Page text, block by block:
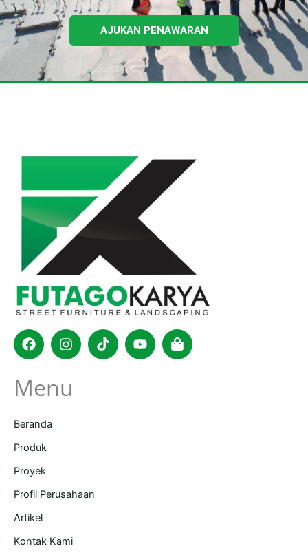
AJUKAN PENAWARAN
FacebookInstagram
TiktokYoutubeShopping-
bag
Menu
Beranda
Produk
Proyek
Profil Perusahaan
Artikel
Kontak Kami